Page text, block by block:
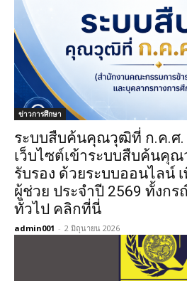
ข่าวการศึกษา
ระบบสืบค้นคุณวุฒิที่ ก.ค.ศ.
เว็บไซต์เข้าระบบสืบค้นคุ
รับรอง ด้วยระบบออนไลน์
ผู้ช่วย ประจำปี 2569 ทั้งก
ทั่วไป คลิกที่นี่
admin001 - 2 มิถุนายน 2026